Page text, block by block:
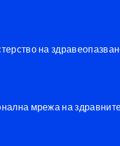
на
мрежа на